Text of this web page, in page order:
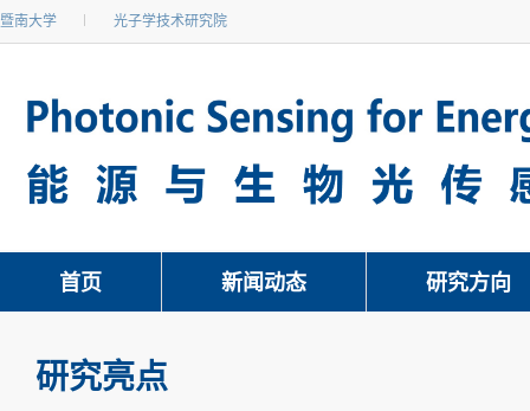
暨南大学 光子学技术研究院
首页 新闻动态 研究方向
研究亮点